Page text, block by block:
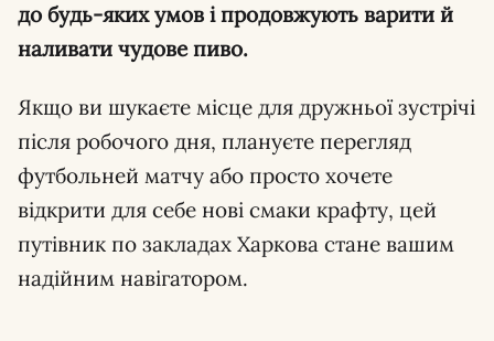
до будь-яких умов і продовжують варити й
наливати чудове пиво.
Якщо ви шукаєте місце для дружньої зустрічі
після робочого дня, плануєте перегляд
футбольней матчу або просто хочете
відкрити для себе нові смаки крафту, цей
путівник по закладах Харкова стане вашим
надійним навігатором.